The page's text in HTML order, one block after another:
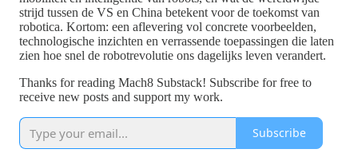
strijd tussen de VS en China betekent voor de toekomst van
robotica. Kortom: een aflevering vol concrete voorbeelden,
technologische inzichten en verrassende toepassingen die laten
zien hoe snel de robotrevolutie ons dagelijks leven verandert.
Thanks for reading Mach8 Substack! Subscribe for free to
receive new posts and support my work.
Subscribe